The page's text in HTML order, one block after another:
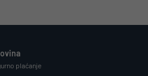
plaćanje